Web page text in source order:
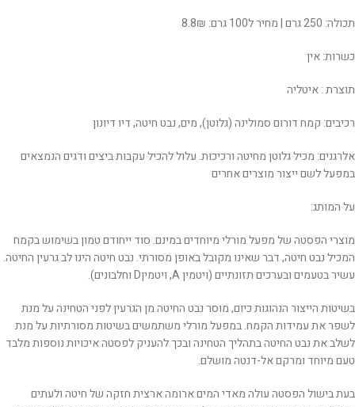
תכולה: 250 גרם | מחיר ל100 גרם: 8.8₪
כשרות: אין
תוצרת : איטליה
רכיבים: קמח דורום סמולינה (גלוטן), מים, נבט חיטה, דיו דיונון
אלרגנים: מכיל גלוטן מחיטה ורכיכות. עלול להכיל עקבות ביצים ודגים הנמצאים
במפעל לשם ייצור מוצרים אחרים
על המותג:
מוצרי הפסטה של מפעל מורלי מיוחדים במינם. סוד ייחודם טמון בשימוש בקמח
המכיל נבט חיטה, דבר שאינו מקובל באופן מסורתי. נבט חיטה הינו לב גרעין החיטה.
עשיר בטעמים ובערכים תזונתיים (ויטמין A, ויטמיןD וחלבונים).
בשיטות הייצור הנהוגות כיום, מוסר נבט החיטה מן הגרעין לפני הטחינה על מנת
לשפר את עמידות הקמח. במפעל מורלי משתמשים בשיטות מסורתיות על מנת
לשלב את נבט החיטה בתהליך הטחינה ובכך להעניק לפסטה איכויות נוספות מלבד
טעם מיוחד ומרקם אל-דנטה מושלם.
בעת בישול הפסטה עולה מאדי המים ארומה ארצית חזקה של חיטה ולעתים